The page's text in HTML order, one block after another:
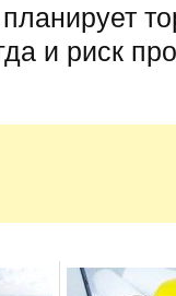
и риск